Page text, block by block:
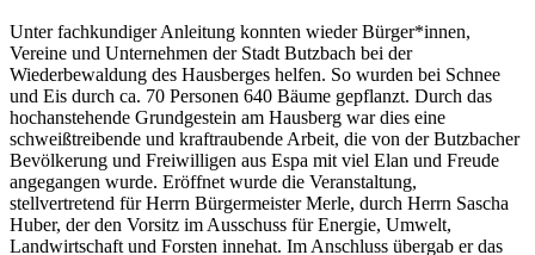
Unter fachkundiger Anleitung konnten wieder Bürger*innen,
Vereine und Unternehmen der Stadt Butzbach bei der
Wiederbewaldung des Hausberges helfen. So wurden bei Schnee
und Eis durch ca. 70 Personen 640 Bäume gepflanzt. Durch das
hochanstehende Grundgestein am Hausberg war dies eine
schweißtreibende und kraftraubende Arbeit, die von der Butzbacher
Bevölkerung und Freiwilligen aus Espa mit viel Elan und Freude
angegangen wurde. Eröffnet wurde die Veranstaltung,
stellvertretend für Herrn Bürgermeister Merle, durch Herrn Sascha
Huber, der den Vorsitz im Ausschuss für Energie, Umwelt,
Landwirtschaft und Forsten innehat. Im Anschluss übergab er das